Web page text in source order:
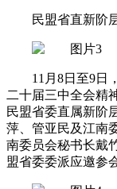
民盟省直新阶
11月8日至9日
二十届三中全会精
民盟省委直属新阶
萍、管亚民及江南
南委员会秘书长戴
盟省委委派应邀参